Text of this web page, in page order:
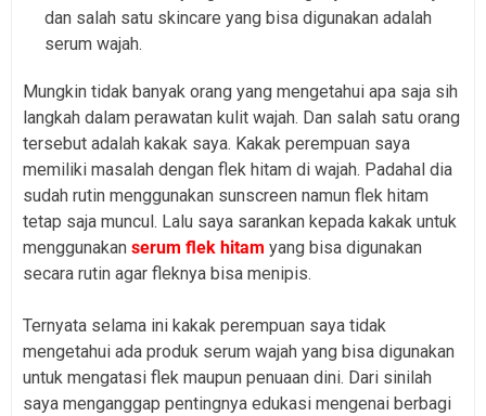
dan salah satu skincare yang bisa digunakan adalah
serum wajah.
Mungkin tidak banyak orang yang mengetahui apa saja sih
langkah dalam perawatan kulit wajah. Dan salah satu orang
tersebut adalah kakak saya. Kakak perempuan saya
memiliki masalah dengan flek hitam di wajah. Padahal dia
sudah rutin menggunakan sunscreen namun flek hitam
tetap saja muncul. Lalu saya sarankan kepada kakak untuk
menggunakan serum flek hitam yang bisa digunakan
secara rutin agar fleknya bisa menipis.
Ternyata selama ini kakak perempuan saya tidak
mengetahui ada produk serum wajah yang bisa digunakan
untuk mengatasi flek maupun penuaan dini. Dari sinilah
saya menganggap pentingnya edukasi mengenai berbagi